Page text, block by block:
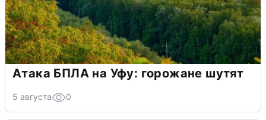
Атака БПЛА на Уфу: горожане шутят
5 августа 0